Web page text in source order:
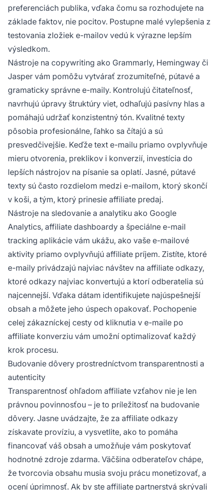
preferenciách publika, vďaka čomu sa rozhodujete na
základe faktov, nie pocitov. Postupne malé vylepšenia z
testovania zložiek e-mailov vedú k výrazne lepším
výsledkom.
Nástroje na copywriting ako Grammarly, Hemingway či
Jasper vám pomôžu vytvárať zrozumiteľné, pútavé a
gramaticky správne e-maily. Kontrolujú čitateľnosť,
navrhujú úpravy štruktúry viet, odhaľujú pasívny hlas a
pomáhajú udržať konzistentný tón. Kvalitné texty
pôsobia profesionálne, ľahko sa čítajú a sú
presvedčivejšie. Keďže text e-mailu priamo ovplyvňuje
mieru otvorenia, preklikov i konverzií, investícia do
lepších nástrojov na písanie sa oplatí. Jasné, pútavé
texty sú často rozdielom medzi e-mailom, ktorý skončí
v koši, a tým, ktorý prinesie affiliate predaj.
Nástroje na sledovanie a analytiku ako Google
Analytics, affiliate dashboardy a špeciálne e-mail
tracking aplikácie vám ukážu, ako vaše e-mailové
aktivity priamo ovplyvňujú affiliate príjem. Zistíte, ktoré
e-maily privádzajú najviac návštev na affiliate odkazy,
ktoré odkazy najviac konvertujú a ktorí odberatelia sú
najcennejší. Vďaka dátam identifikujete najúspešnejší
obsah a môžete jeho úspech opakovať. Pochopenie
celej zákazníckej cesty od kliknutia v e-maile po
affiliate konverziu vám umožní optimalizovať každý
krok procesu.
Budovanie dôvery prostredníctvom transparentnosti a
autenticity
Transparentnosť ohľadom affiliate vzťahov nie je len
právnou povinnosťou – je to príležitosť na budovanie
dôvery. Jasne uvádzajte, že za affiliate odkazy
získavate províziu, a vysvetlite, ako to pomáha
financovať váš obsah a umožňuje vám poskytovať
hodnotné zdroje zdarma. Väčšina odberateľov chápe,
že tvorcovia obsahu musia svoju prácu monetizovať, a
ocení úprimnosť. Ak by ste affiliate partnerstvá skrývali